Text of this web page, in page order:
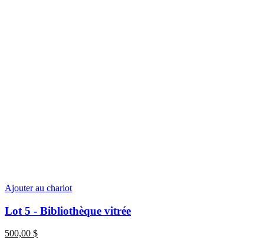
Ajouter au chariot
Lot 5 - Bibliothèque vitrée
500,00 $